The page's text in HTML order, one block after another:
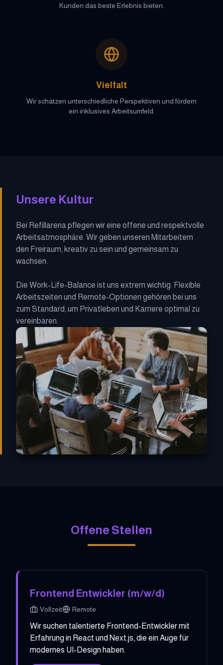
Kunden das beste Erlebnis bieten.
Vielfalt
Wir schätzen unterschiedliche Perspektiven und fördern
ein inklusives Arbeitsumfeld.
Unsere Kultur
Bei Refillarena pflegen wir eine offene und respektvolle
Arbeitsatmosphäre. Wir geben unseren Mitarbeitern
den Freiraum, kreativ zu sein und gemeinsam zu
wachsen.
Die Work-Life-Balance ist uns extrem wichtig. Flexible
Arbeitszeiten und Remote-Optionen gehören bei uns
zum Standard, um Privatleben und Karriere optimal zu
vereinbaren.
Offene Stellen
Frontend Entwickler (m/w/d)
Vollzeit Remote
Wir suchen talentierte Frontend-Entwickler mit
Erfahrung in React und Next.js, die ein Auge für
modernes UI-Design haben.